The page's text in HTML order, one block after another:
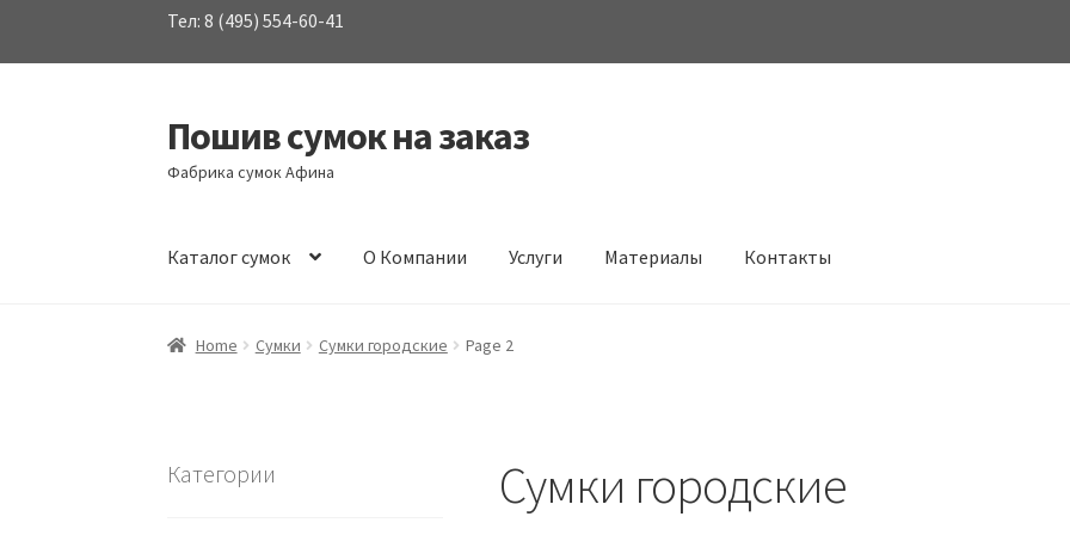
Тел: 8 (495) 554-60-41
Перейти
к
навигации
Перейти
к
содержимому
Пошив сумок на заказ
Фабрика сумок Афина
Каталог сумок О Компании Услуги Материалы Контакты
Home Сумки Сумки городские Page 2
Сумки городские
Категории